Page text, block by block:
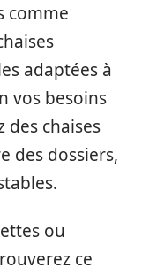
comme
adaptées à
vos besoins
des chaises
des dossiers,
ou
ce